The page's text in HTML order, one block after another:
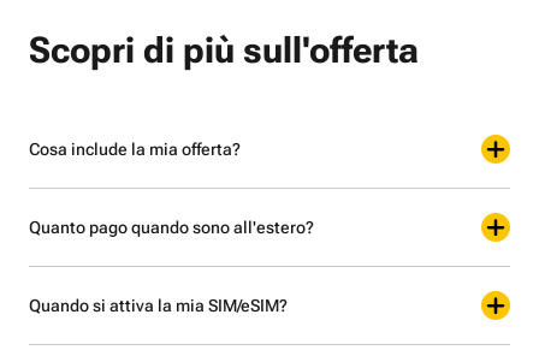
Scopri di più sull'offerta
Cosa include la mia offerta?
Quanto pago quando sono all'estero?
Quando si attiva la mia SIM/eSIM?